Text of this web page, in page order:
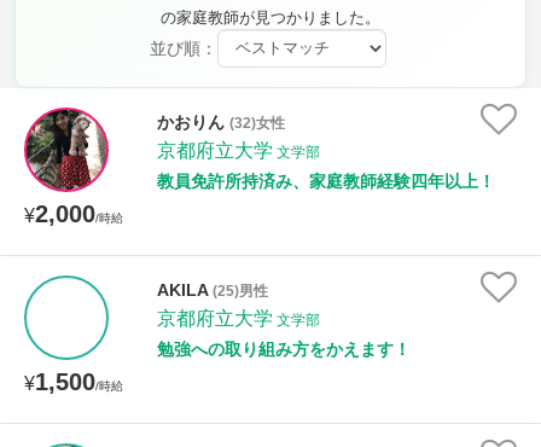
の家庭教師が見つかりました。
並び順：
¥2,000/時給
かおりん (32)女性
京都府立大学 文学部
教員免許所持済み、家庭教師経験四年以上！
¥1,500/時給
AKILA (25)男性
京都府立大学 文学部
勉強への取り組み方をかえます！
保健・体育 図画工作 書写
時給：¥1,000 ～ ¥10,000
授業可能日
土曜日 日曜日
所属大学